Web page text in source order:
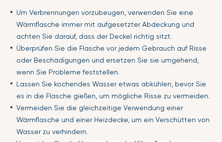
Um Verbrennungen vorzubeugen, verwenden Sie eine
Wärmflasche immer mit aufgesetzter Abdeckung und
achten Sie darauf, dass der Deckel richtig sitzt.
Überprüfen Sie die Flasche vor jedem Gebrauch auf Risse
oder Beschädigungen und ersetzen Sie sie umgehend,
wenn Sie Probleme feststellen.
Lassen Sie kochendes Wasser etwas abkühlen, bevor Sie
es in die Flasche gießen, um mögliche Risse zu vermeiden.
Vermeiden Sie die gleichzeitige Verwendung einer
Wärmflasche und einer Heizdecke, um ein Verschütten von
Wasser zu verhindern.